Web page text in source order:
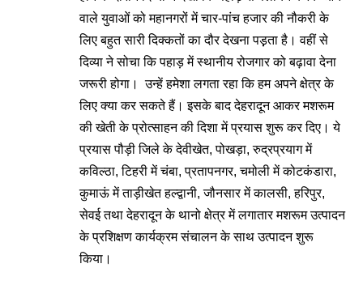
वाले युवाओं को महानगरों में चार-पांच हजार की नौकरी के
लिए बहुत सारी दिक्कतों का दौर देखना पड़़ता है। वहीं से
दिव्या ने सोचा कि पहाड़ में स्थानीय रोजगार को बढ़ावा देना
जरूरी होगा। उन्हें हमेशा लगता रहा कि हम अपने क्षेत्र के
लिए क्या कर सकते हैं। इसके बाद देहरादून आकर मशरूम
की खेती के प्रोत्साहन की दिशा में प्रयास शुरू कर दिए। ये
प्रयास पौड़ी जिले के देवीखेत, पोखड़ा, रुद्रप्रयाग में
कविल्ठा, टिहरी में चंबा, प्रतापनगर, चमोली में कोटकंडारा,
कुमाऊं में ताड़ीखेत हल्द्वानी, जौनसार में कालसी, हरिपुर,
सेवई तथा देहरादून के थानो क्षेत्र में लगातार मशरूम उत्पादन
के प्रशिक्षण कार्यक्रम संचालन के साथ उत्पादन शुरू
किया।